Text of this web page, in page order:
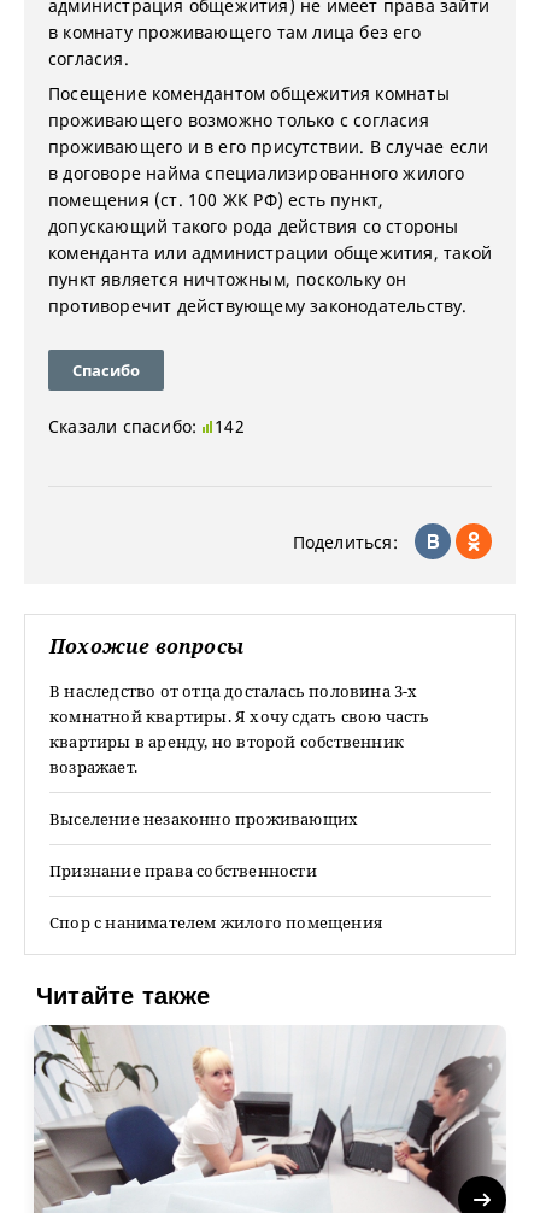
администрация общежития) не имеет права зайти
в комнату проживающего там лица без его
согласия.
Посещение комендантом общежития комнаты
проживающего возможно только с согласия
проживающего и в его присутствии. В случае если
в договоре найма специализированного жилого
помещения (ст. 100 ЖК РФ) есть пункт,
допускающий такого рода действия со стороны
коменданта или администрации общежития, такой
пункт является ничтожным, поскольку он
противоречит действующему законодательству.
Спасибо
Сказали спасибо: 142
Поделиться:
Похожие вопросы
В наследство от отца досталась половина 3-х
комнатной квартиры. Я хочу сдать свою часть
квартиры в аренду, но второй собственник
возражает.
Выселение незаконно проживающих
Признание права собственности
Спор с нанимателем жилого помещения
Читайте также
Next